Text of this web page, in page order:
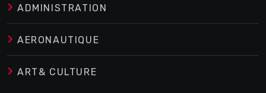
ADMINISTRATION
AERONAUTIQUE
ART& CULTURE